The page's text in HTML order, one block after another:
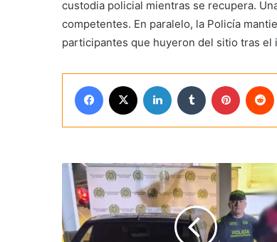
custodia policial mientras se recupera.
competentes. En paralelo, la Policía
participantes que huyeron del sitio tras el
Facebook LinkedIn Tumblr Pinterest